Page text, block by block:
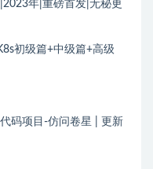
年|重磅首发|无秘更
初级篇+中级篇+高级
码项目-仿问卷星 | 更新